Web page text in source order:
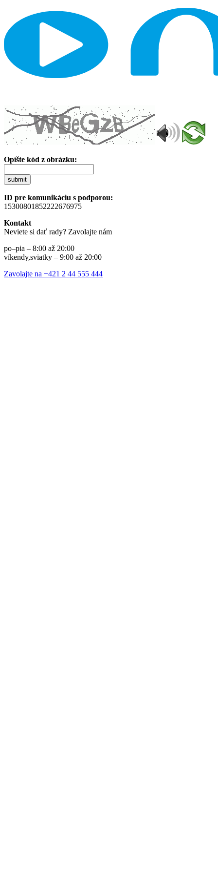
Opíšte kód z obrázku:
submit
ID pre komunikáciu s podporou:
15300801852222676975
Kontakt
Neviete si dať rady? Zavolajte nám
po–pia – 8:00 až 20:00
víkendy,sviatky – 9:00 až 20:00
Zavolajte na +421 2 44 555 444